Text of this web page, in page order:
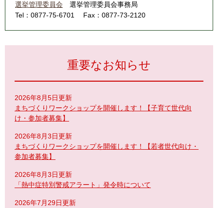
選挙管理委員会
選挙管理委員会事務局
Tel：0877-75-6701
Fax：0877-73-2120
重要なお知らせ
2026年8月5日更新
まちづくりワークショップを開催します！【子育て世代向
け・参加者募集】
2026年8月3日更新
まちづくりワークショップを開催します！【若者世代向け・
参加者募集】
2026年8月3日更新
「熱中症特別警戒アラート」発令時について
2026年7月29日更新